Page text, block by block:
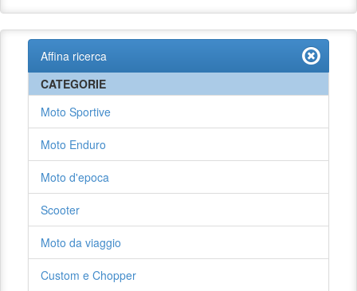
Affina ricerca
CATEGORIE
Moto Sportive
Moto Enduro
Moto d'epoca
Scooter
Moto da viaggio
Custom e Chopper